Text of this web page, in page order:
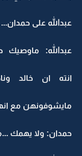
عبدالله على حمدان...
عبدالله: ماوصيك
انته ان خالد
مايشوفونهن مع
حمدان: ولا يهمك